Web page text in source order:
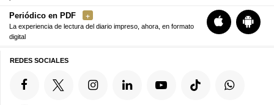
Periódico en PDF
La experiencia de lectura del diario impreso, ahora, en formato
digital
REDES SOCIALES